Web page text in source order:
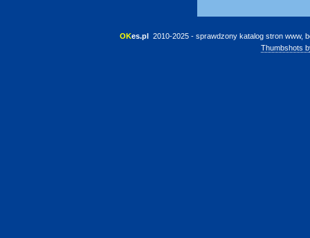
OKes.pl
 2010-2025 - sprawdzony katalog stron www,
Thumbshots